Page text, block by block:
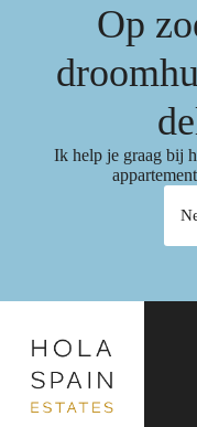
Op
Ik help je graag bij